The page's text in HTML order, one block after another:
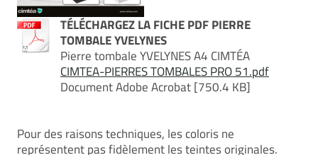
TÉLÉCHARGEZ LA FICHE PDF PIERRE
TOMBALE YVELYNES
Pierre tombale YVELYNES A4 CIMTÉA
CIMTEA-PIERRES TOMBALES PRO 51.pdf
Document Adobe Acrobat [750.4 KB]
Pour des raisons techniques, les coloris ne
représentent pas fidèlement les teintes originales.